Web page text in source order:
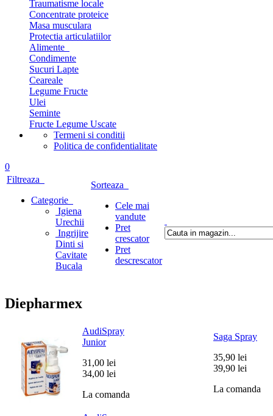
Traumatisme locale
Concentrate proteice
Masa musculara
Protectia articulatiilor
Alimente
Condimente
Sucuri Lapte
Ceareale
Legume Fructe
Ulei
Seminte
Fructe Legume Uscate
Termeni si conditii
Politica de confidentialitate
0
Filtreaza
Categorie
Igiena
Urechii
Ingrijire
Dinti si
Cavitate
Bucala
Sorteaza
Cele mai
vandute
Pret
crescator
Pret
descrescator
Diepharmex
AudiSpray
Junior
31,00 lei
34,00 lei
La comanda
Saga Spray
35,90 lei
39,90 lei
La comanda